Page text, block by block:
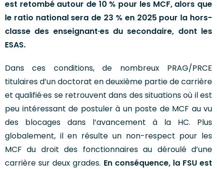
est retombé autour de 10 % pour les MCF, alors que
le ratio national sera de 23 % en 2025 pour la hors-
classe des enseignant·es du secondaire, dont les
ESAS.
Dans ces conditions, de nombreux PRAG/PRCE
titulaires d’un doctorat en deuxième partie de carrière
et qualifié·es se retrouvent dans des situations où il est
peu intéressant de postuler à un poste de MCF au vu
des blocages dans l’avancement à la HC. Plus
globalement, il en résulte un non-respect pour les
MCF du droit des fonctionnaires au déroulé d’une
carrière sur deux grades. En conséquence, la FSU est